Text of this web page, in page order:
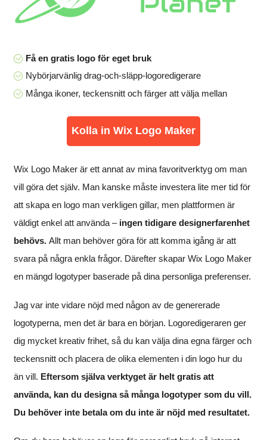
Få en gratis logo för eget bruk
Nybörjarvänlig drag-och-släpp-logoredigerare
Många ikoner, teckensnitt och färger att välja mellan
Kolla in Wix Logo Maker
Wix Logo Maker är ett annat av mina favoritverktyg om man
vill göra det själv. Man kanske måste investera lite mer tid för
att skapa en logo man verkligen gillar, men plattformen är
väldigt enkel att använda – ingen tidigare designerfarenhet
behövs. Allt man behöver göra för att komma igång är att
svara på några enkla frågor. Därefter skapar Wix Logo Maker
en mängd logotyper baserade på dina personliga preferenser.
Jag var inte vidare nöjd med någon av de genererade
logotyperna, men det är bara en början. Logoredigeraren ger
dig mycket kreativ frihet, så du kan välja dina egna färger och
teckensnitt och placera de olika elementen i din logo hur du
än vill. Eftersom själva verktyget är helt gratis att
använda, kan du designa så många logotyper som du vill.
Du behöver inte betala om du inte är nöjd med resultatet.